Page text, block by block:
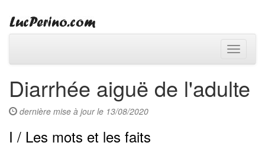
Toggle
Diarrhée aiguë de l'adulte
dernière mise à jour le 13/08/2020
I / Les mots et les faits